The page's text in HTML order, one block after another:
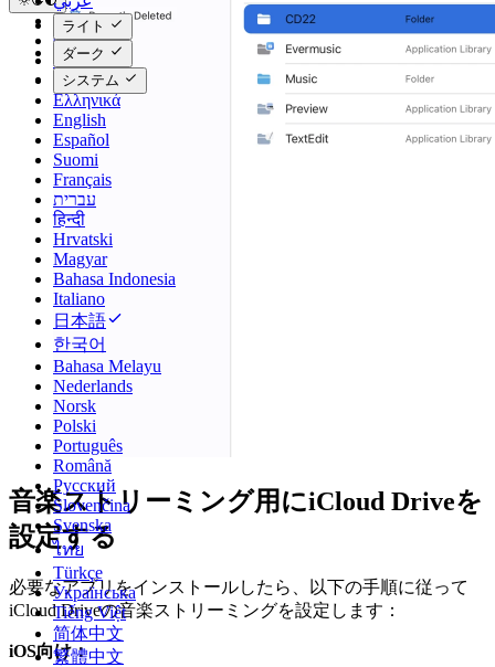
Català
Čeština
Dansk
Deutsch
Ελληνικά
English
Español
Suomi
Français
עברית
हिन्दी
Hrvatski
Magyar
Bahasa Indonesia
Italiano
日本語
한국어
Bahasa Melayu
Nederlands
Norsk
Polski
Português
Română
Русский
Slovenčina
Svenska
ไทย
Türkçe
Українська
Tiếng Việt
简体中文
繁體中文
ライト
ダーク
システム
音楽ストリーミング用にiCloud Driveを
設定する
必要なアプリをインストールしたら、以下の手順に従って
iCloud Driveの音楽ストリーミングを設定します：
iOS向け：